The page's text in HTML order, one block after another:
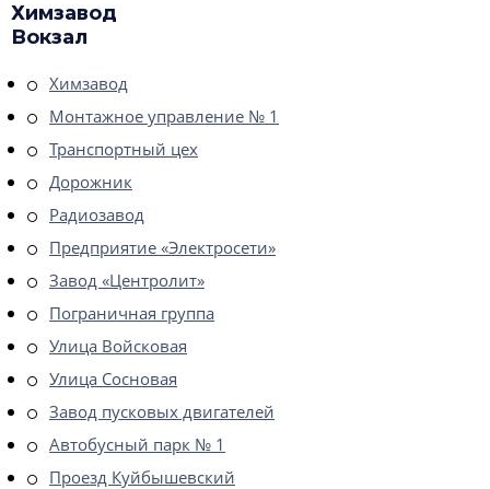
Химзавод
Вокзал
Химзавод
Монтажное управление № 1
Транспортный цех
Дорожник
Радиозавод
Предприятие «Электросети»
Завод «Центролит»
Пограничная группа
Улица Войсковая
Улица Сосновая
Завод пусковых двигателей
Автобусный парк № 1
Проезд Куйбышевский